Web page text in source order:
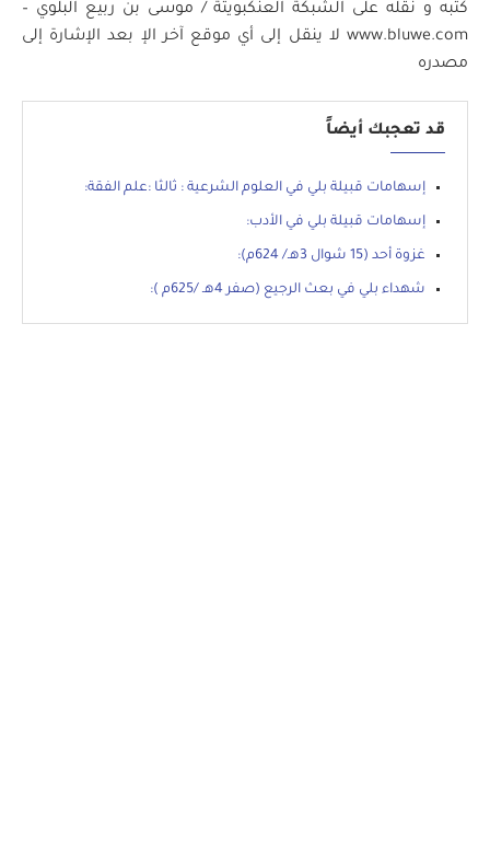
كتبه و نقله على الشبكة العنكبويتة / موسى بن ربيع البلوي –
www.bluwe.com لا ينقل إلى أي موقع آخر الإ بعد الإشارة إلى
مصدره
قد تعجبك أيضاً
إسهامات قبيلة بلي في العلوم الشرعية : ثالثا :علم الفقة:
إسهامات قبيلة بلي في الأدب:
غزوة أحد (15 شوال 3هـ/ 624م):
شهداء بلي في بعث الرجيع (صفر 4هـ /625م ):